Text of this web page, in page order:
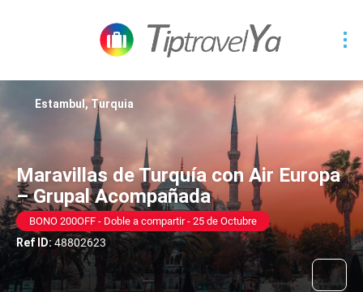
Maravillas de Turquía con Air Europa
– Grupal Acompañada
BONO 200OFF - Doble a compartir - 25 de Octubre
Ref ID:48802623
Estambul, Turquia